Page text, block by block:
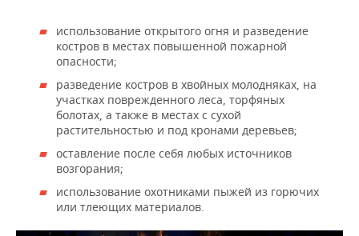
ВОДНЫЕ ВИДЫ СПОРТА
ХОККЕЙ С МЯЧОМ
ОБРАЗОВАНИЕ
ПРОИСШЕСТВИЯ
использование открытого огня и разведение
костров в местах повышенной пожарной
опасности;
разведение костров в хвойных молодняках, на
участках поврежденного леса, торфяных
болотах, а также в местах с сухой
растительностью и под кронами деревьев;
оставление после себя любых источников
возгорания;
использование охотниками пыжей из горючих
или тлеющих материалов.